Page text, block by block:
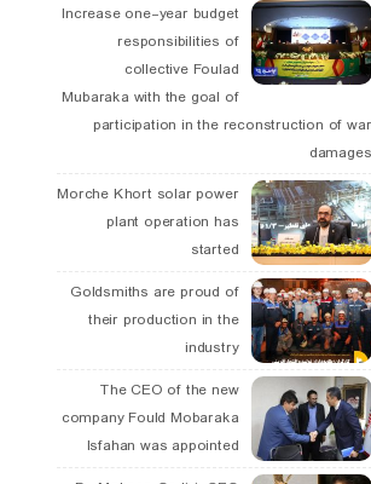
Increase one-year budget
responsibilities of
collective Foulad
Mubaraka with the goal of
participation in the reconstruction of war
damages
Morche Khort solar power
plant operation has
started
Goldsmiths are proud of
their production in the
industry
The CEO of the new
company Fould Mobaraka
Isfahan was appointed